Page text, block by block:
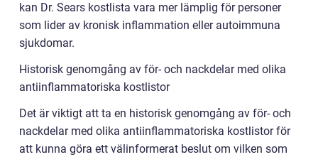
kan Dr. Sears kostlista vara mer lämplig för personer
som lider av kronisk inflammation eller autoimmuna
sjukdomar.
Historisk genomgång av för- och nackdelar med olika
antiinflammatoriska kostlistor
Det är viktigt att ta en historisk genomgång av för- och
nackdelar med olika antiinflammatoriska kostlistor för
att kunna göra ett välinformerat beslut om vilken som